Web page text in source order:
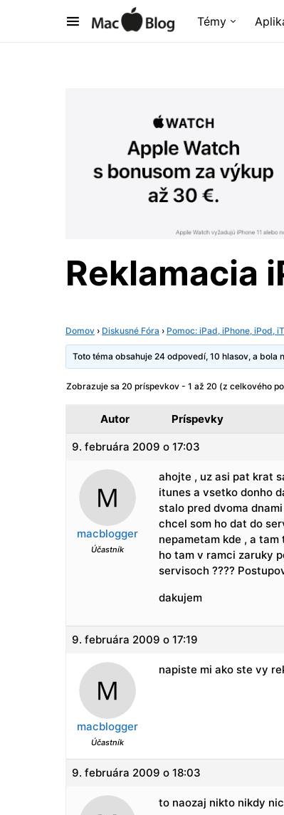
Témy
Reklamacia
Domov › Diskusné Fóra › Pomoc: iPad, iPhone, iPod,
Toto téma obsahuje 24 odpovedí, 10 hlasov, a bola
Zobrazuje sa 20 príspevkov - 1 až 20 (z celkového
Autor Príspevky
9. februára 2009 o 17:03
macblogger
Účastník
ahojte , uz asi pat krat
itunes a vsetko donho
stalo pred dvoma
chcel som ho dat do
nepametam kde , a
ho tam v ramci zaruky
servisoch ????
dakujem
9. februára 2009 o 17:19
macblogger
Účastník
napiste mi ako ste vy
9. februára 2009 o 18:03
to naozaj nikto nikdy